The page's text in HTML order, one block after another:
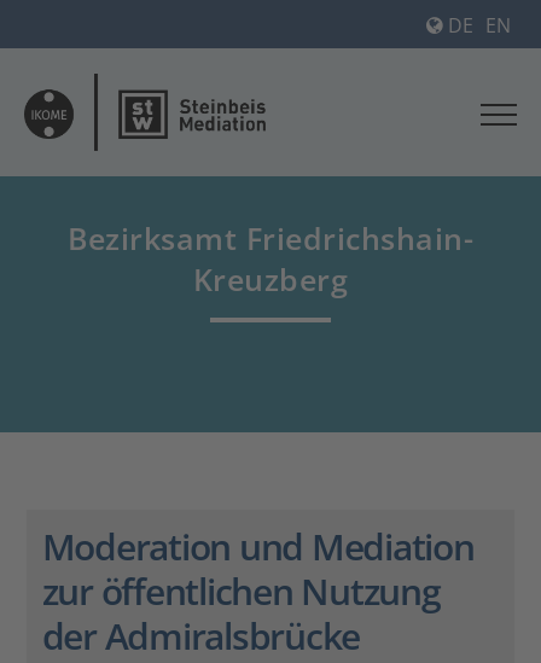
DE EN
Bezirksamt Friedrichshain-
Kreuzberg
Moderation und Mediation
zur öffentlichen Nutzung
der Admiralsbrücke